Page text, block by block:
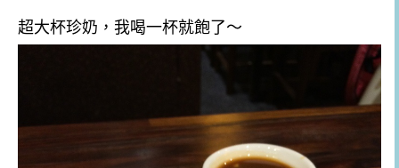
超大杯珍奶，我喝一杯就飽了～